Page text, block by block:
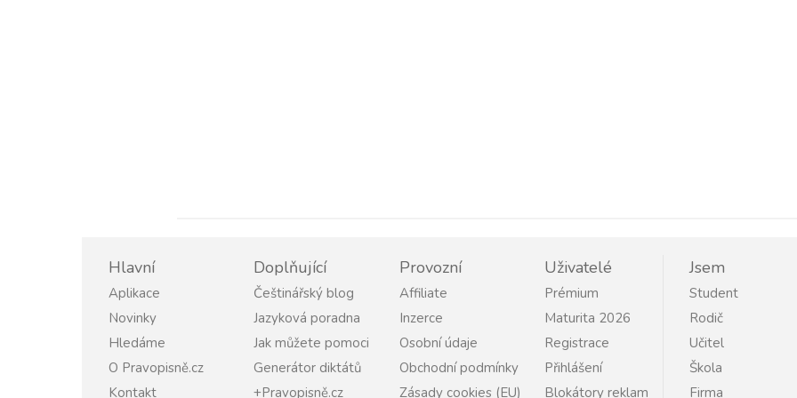
Hlavní
Aplikace
Novinky
Hledáme
O Pravopisně.cz
Kontakt
Doplňující
Češtinářský blog
Jazyková poradna
Jak můžete pomoci
Generátor diktátů
+Pravopisně.cz
Provozní
Affiliate
Inzerce
Osobní údaje
Obchodní podmínky
Zásady cookies (EU)
Uživatelé
Prémium
Maturita 2026
Registrace
Přihlášení
Blokátory reklam
Jsem
Student
Rodič
Učitel
Škola
Firma